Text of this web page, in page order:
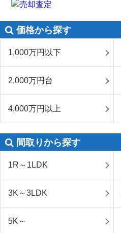
価格から探す
1,000万円以下
2,000万円台
4,000万円以上
間取りから探す
1R～1LDK
3K～3LDK
5K～